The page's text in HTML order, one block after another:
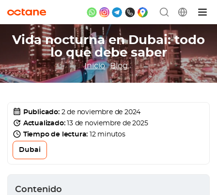
Vida nocturna en Dubai: todo
lo que debe saber
Inicio Blog
Publicado: 2 de noviembre de 2024
Actualizado: 13 de noviembre de 2025
Tiempo de lectura:
12 minutos
Dubai
Contenido